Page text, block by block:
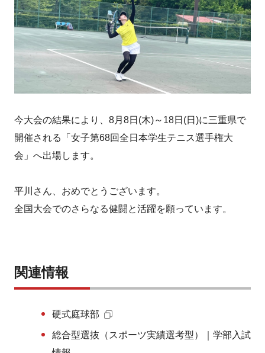
今大会の結果により、8月8日(木)～18日(日)に三重県で
開催される「女子第68回全日本学生テニス選手権大
会」へ出場します。
平川さん、おめでとうございます。
全国大会でのさらなる健闘と活躍を願っています。
関連情報
硬式庭球部
総合型選抜（スポーツ実績選考型）｜学部入試